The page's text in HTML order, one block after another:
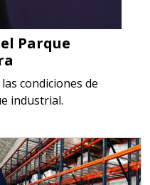
Parque
condiciones de
industrial.